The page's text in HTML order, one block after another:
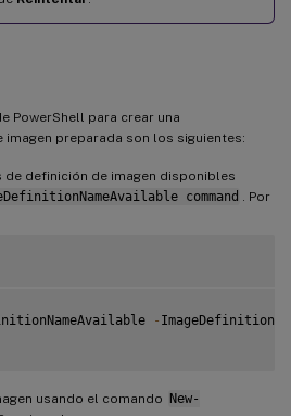
PowerShell para crear una
preparada son los siguientes:
definición de imagen disponibles
command
. Por
-
usando el comando New-